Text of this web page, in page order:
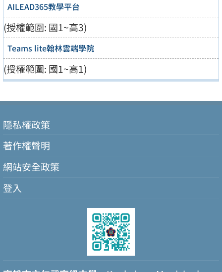
AILEAD365教學平台
(授權範圍: 國1~高3)
Teams lite翰林雲端學院
(授權範圍: 國1~高1)
隱私權政策
著作權聲明
網站安全政策
登入